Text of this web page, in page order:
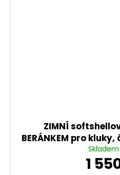
ZIMNÍ
BERÁNKEM pro
Skladem
1